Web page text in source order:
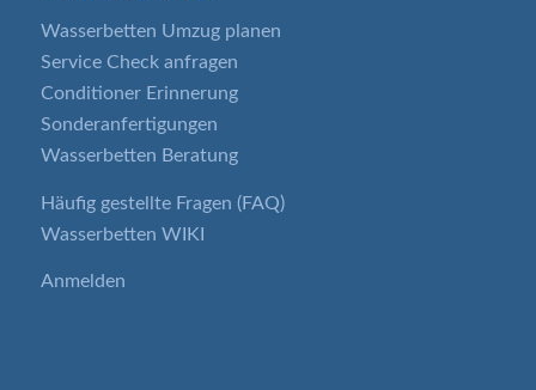
Wasserbetten Umzug planen
Service Check anfragen
Conditioner Erinnerung
Sonderanfertigungen
Wasserbetten Beratung
Häufig gestellte Fragen (FAQ)
Wasserbetten WIKI
Anmelden